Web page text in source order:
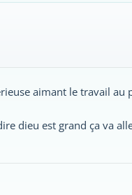
aimant le travail au
dieu est grand ça va